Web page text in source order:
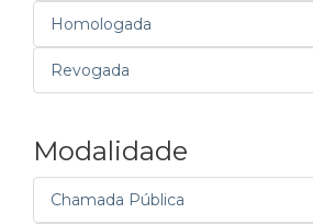
Homologada
Revogada
Modalidade
Chamada Pública